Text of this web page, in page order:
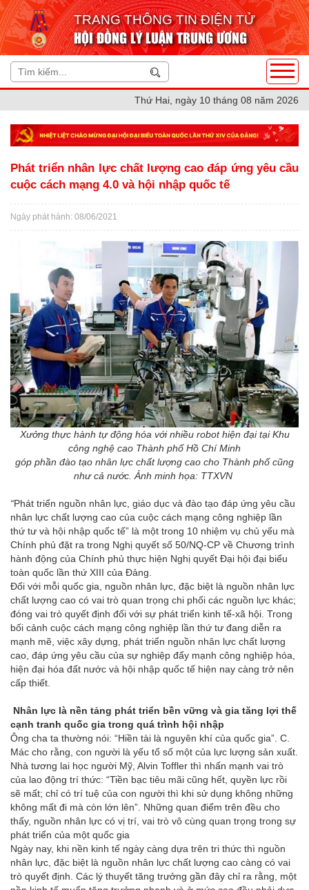
TRANG THÔNG TIN ĐIỆN TỬ
HỘI ĐỒNG LÝ LUẬN TRUNG ƯƠNG
Thứ Hai, ngày 10 tháng 08 năm 2026
Phát triển nhân lực chất lượng cao đáp ứng yêu cầu
cuộc cách mạng 4.0 và hội nhập quốc tế
Ngày phát hành: 08/06/2021
Xưởng thực hành tự động hóa với nhiều robot hiện đại tại Khu
công nghệ cao Thành phố Hồ Chí Minh
góp phần đào tạo nhân lực chất lượng cao cho Thành phố cũng
như cả nước. Ảnh minh họa: TTXVN
“Phát triển nguồn nhân lực, giáo dục và đào tạo đáp ứng yêu cầu
nhân lực chất lượng cao của cuộc cách mạng công nghiệp lần
thứ tư và hội nhập quốc tế” là một trong 10 nhiệm vụ chủ yếu mà
Chính phủ đặt ra trong Nghị quyết số 50/NQ-CP về Chương trình
hành động của Chính phủ thực hiện Nghị quyết Đại hội đại biểu
toàn quốc lần thứ XIII của Đảng.
Đối với mỗi quốc gia, nguồn nhân lực, đặc biệt là nguồn nhân lực
chất lượng cao có vai trò quan trọng chi phối các nguồn lực khác;
đóng vai trò quyết định đối với sự phát triển kinh tế-xã hội. Trong
bối cảnh cuộc cách mạng công nghiệp lần thứ tư đang diễn ra
mạnh mẽ, việc xây dựng, phát triển nguồn nhân lực chất lượng
cao, đáp ứng yêu cầu của sự nghiệp đẩy mạnh công nghiệp hóa,
hiện đại hóa đất nước và hội nhập quốc tế hiện nay càng trở nên
cấp thiết.
Nhân lực là nền tảng phát triển bền vững và gia tăng lợi thế
cạnh tranh quốc gia trong quá trình hội nhập
Ông cha ta thường nói: “Hiền tài là nguyên khí của quốc gia”. C.
Mác cho rằng, con người là yếu tố số một của lực lượng sản xuất.
Nhà tương lai học người Mỹ, Alvin Toffler thì nhấn mạnh vai trò
của lao động trí thức: “Tiền bạc tiêu mãi cũng hết, quyền lực rồi
sẽ mất; chỉ có trí tuệ của con người thì khi sử dụng không những
không mất đi mà còn lớn lên”. Những quan điểm trên đều cho
thấy, nguồn nhân lực có vị trí, vai trò vô cùng quan trọng trong sự
phát triển của một quốc gia
Ngày nay, khi nền kinh tế ngày càng dựa trên tri thức thì nguồn
nhân lực, đặc biệt là nguồn nhân lực chất lượng cao càng có vai
trò quyết định. Các lý thuyết tăng trưởng gần đây chỉ ra rằng, một